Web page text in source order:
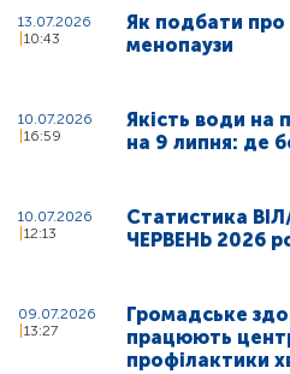
13.07.2026
10:43
Як подбати про
менопаузи
10.07.2026
16:59
Якість води на
на 9 липня: де
10.07.2026
12:13
Статистика
ЧЕРВЕНЬ 2026
09.07.2026
13:27
Громадське
працюють
профілактики